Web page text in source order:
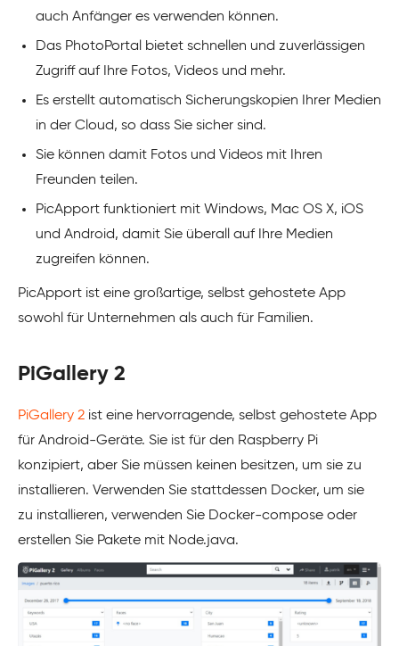
auch Anfänger es verwenden können.
Das PhotoPortal bietet schnellen und zuverlässigen
Zugriff auf Ihre Fotos, Videos und mehr.
Es erstellt automatisch Sicherungskopien Ihrer Medien
in der Cloud, so dass Sie sicher sind.
Sie können damit Fotos und Videos mit Ihren
Freunden teilen.
PicApport funktioniert mit Windows, Mac OS X, iOS
und Android, damit Sie überall auf Ihre Medien
zugreifen können.
PicApport ist eine großartige, selbst gehostete App
sowohl für Unternehmen als auch für Familien.
PiGallery 2
PiGallery 2 ist eine hervorragende, selbst gehostete App
für Android-Geräte. Sie ist für den Raspberry Pi
konzipiert, aber Sie müssen keinen besitzen, um sie zu
installieren. Verwenden Sie stattdessen Docker, um sie
zu installieren, verwenden Sie Docker-compose oder
erstellen Sie Pakete mit Node.java.